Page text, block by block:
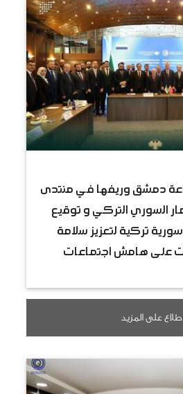
دمشق وريفها في منتدى
السوري التركي و توقيع
تركية لتعزيز سلامة
على المزيد